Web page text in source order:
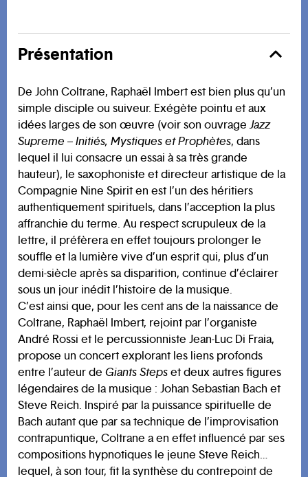
Présentation
De John Coltrane, Raphaël Imbert est bien plus qu’un
simple disciple ou suiveur. Exégète pointu et aux
idées larges de son œuvre (voir son ouvrageJazz
Supreme –Initiés, Mystiques et Prophètes, dans
lequel il lui consacre un essai à sa très grande
hauteur), le saxophoniste et directeur artistique de la
Compagnie Nine Spirit en est l’un des héritiers
authentiquement spirituels, dans l’acception la plus
affranchie du terme. Au respect scrupuleux de la
lettre, il préfèrera en effet toujours prolonger le
souffle et la lumière vive d’un esprit qui, plus d’un
demi-siècle après sa disparition, continue d’éclairer
sous un jour inédit l’histoire de la musique.
C’est ainsi que, pour les cent ans de la naissance de
Coltrane, Raphaël Imbert, rejoint par l’organiste
André Rossi et le percussionniste Jean-Luc Di Fraia,
propose un concert explorant les liens profonds
entre l’auteur de Giants Stepset deux autres figures
légendaires de la musique : Johan Sebastian Bach et
Steve Reich. Inspiré par la puissance spirituelle de
Bach autant que par sa technique de l’improvisation
contrapuntique, Coltrane a en effet influencé par ses
compositions hypnotiques le jeune Steve Reich…
lequel, à son tour, fit la synthèse du contrepoint de